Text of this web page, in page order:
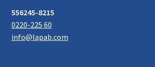
556245-8215
0220-225 60
info@lapab.com